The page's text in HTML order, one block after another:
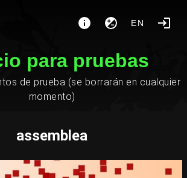
EN
para pruebas
de prueba (se borrarán en cualquier
momento)
assemblea